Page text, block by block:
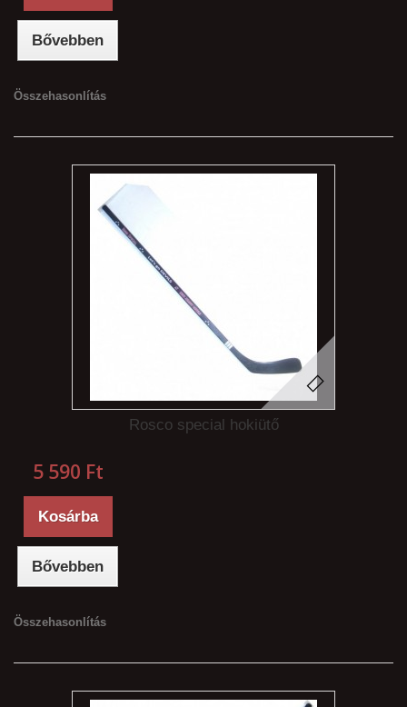
Bővebben
Összehasonlítás
Rosco special hokiütő
5 590 Ft‎
Kosárba
Bővebben
Összehasonlítás